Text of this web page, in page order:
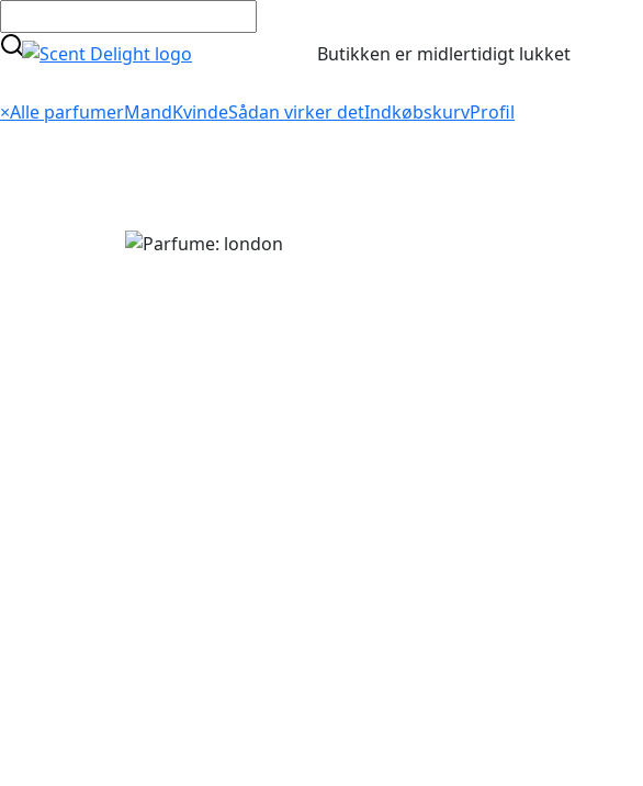
Butikken er midlertidigt lukket
×Alle parfumerMandKvindeSådan virker detIndkøbskurvProfil